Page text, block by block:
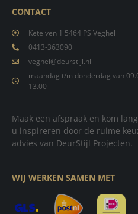
CONTACT
Ketelven 1 5464 PS Veghel
0413-363090
veghel@deurstijl.nl
maandag t/m donderdag van
13.00
Maak een afspraak en kom
u inspireren door de ruime
advies van DeurStijl Projecten.
WIJ WERKEN SAMEN MET